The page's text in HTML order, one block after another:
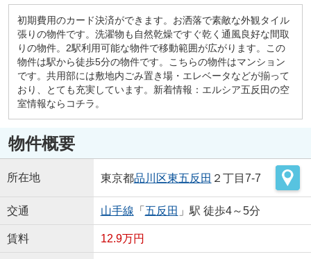
初期費用のカード決済ができます。お洒落で素敵な外観タイル
張りの物件です。洗濯物も自然乾燥ですぐ乾く通風良好な間取
りの物件。2駅利用可能な物件で移動範囲が広がります。この
物件は駅から徒歩5分の物件です。こちらの物件はマンション
です。共用部には敷地内ごみ置き場・エレベータなどが揃って
おり、とても充実しています。新着情報：エルシア五反田の空
室情報ならコチラ。
物件概要
所在地 東京都品川区東五反田 ２丁目7-7
交通 山手線 「 五反田 」駅 徒歩4～5分
賃料 12.9万円